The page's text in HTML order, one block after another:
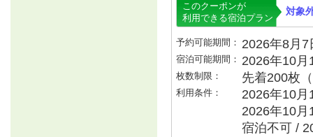
このクーポンが
利用できる宿泊プラン
対象
予約可能期間： 2026年8月
宿泊可能期間： 2026年10
枚数制限： 先着200枚
利用条件：
2026年10
2026年10
宿泊不可 /